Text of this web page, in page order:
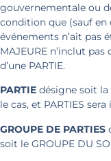
gouvernementale ou
condition que (sauf en
événements n’ait pas
MAJEURE n’inclut
d’une PARTIE.
PARTIE désigne soit la
le cas, et PARTIES
GROUPE DE PARTIES
soit le GROUPE DU